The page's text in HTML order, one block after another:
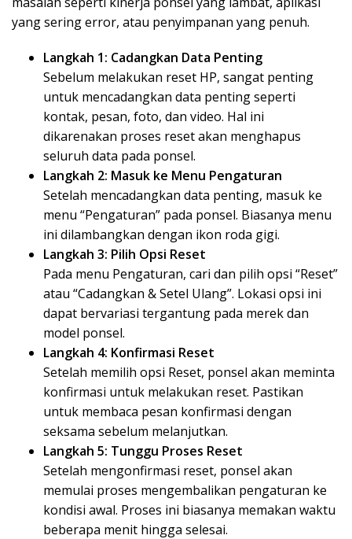
yang sering error, atau penyimpanan yang penuh.
Langkah 1: Cadangkan Data Penting
Sebelum melakukan reset HP, sangat penting
untuk mencadangkan data penting seperti
kontak, pesan, foto, dan video. Hal ini
dikarenakan proses reset akan menghapus
seluruh data pada ponsel.
Langkah 2: Masuk ke Menu Pengaturan
Setelah mencadangkan data penting, masuk ke
menu “Pengaturan” pada ponsel. Biasanya menu
ini dilambangkan dengan ikon roda gigi.
Langkah 3: Pilih Opsi Reset
Pada menu Pengaturan, cari dan pilih opsi “Reset”
atau “Cadangkan & Setel Ulang”. Lokasi opsi ini
dapat bervariasi tergantung pada merek dan
model ponsel.
Langkah 4: Konfirmasi Reset
Setelah memilih opsi Reset, ponsel akan meminta
konfirmasi untuk melakukan reset. Pastikan
untuk membaca pesan konfirmasi dengan
seksama sebelum melanjutkan.
Langkah 5: Tunggu Proses Reset
Setelah mengonfirmasi reset, ponsel akan
memulai proses mengembalikan pengaturan ke
kondisi awal. Proses ini biasanya memakan waktu
beberapa menit hingga selesai.